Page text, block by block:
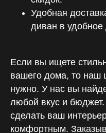
Удобная
диван в
Если вы ищете
вашего дома, то наш
нужно. У нас вы
любой вкус и
сделать ваш
комфортным.